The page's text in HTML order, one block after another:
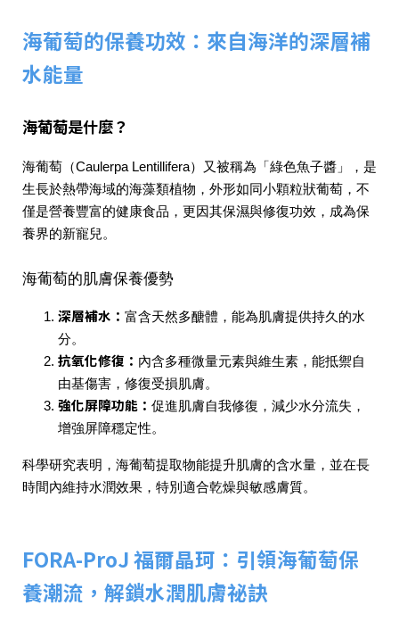
海葡萄的保養功效：來自海洋的深層補
水能量
海葡萄是什麼？
海葡萄（Caulerpa Lentillifera）又被稱為「綠色魚子醬」，是
生長於熱帶海域的海藻類植物，外形如同小顆粒狀葡萄，不
僅是營養豐富的健康食品，更因其保濕與修復功效，成為保
養界的新寵兒。
海葡萄的肌膚保養優勢
深層補水 ： 富含天然多醣體，能為肌膚提供持久的水
分。
抗氧化修復 ： 內含多種微量元素與維生素，能抵禦自
由基傷害，修復受損肌膚。
強化屏障功能 ： 促進肌膚自我修復，減少水分流失，
增強屏障穩定性。
科學研究表明，海葡萄提取物能提升肌膚的含水量，並在長
時間內維持水潤效果，特別適合乾燥與敏感膚質。
FORA-ProJ 福爾晶珂：引領海葡萄保
養潮流，解鎖水潤肌膚祕訣